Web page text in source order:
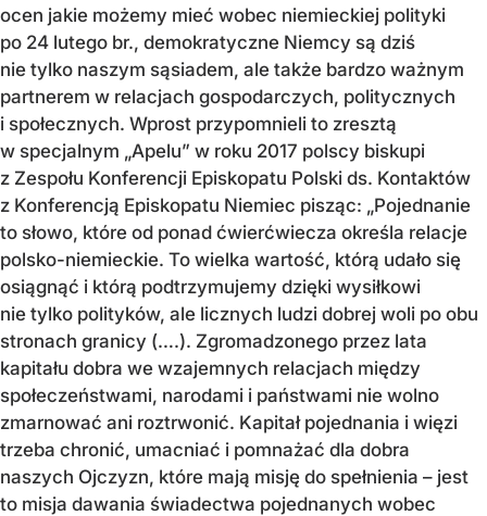
ocen jakie możemy mieć wobec niemieckiej polityki
po 24 lutego br., demokratyczne Niemcy są dziś
nie tylko naszym sąsiadem, ale także bardzo ważnym
partnerem w relacjach gospodarczych, politycznych
i społecznych. Wprost przypomnieli to zresztą
w specjalnym „Apelu” w roku 2017 polscy biskupi
z Zespołu Konferencji Episkopatu Polski ds. Kontaktów
z Konferencją Episkopatu Niemiec pisząc: „Pojednanie
to słowo, które od ponad ćwierćwiecza określa relacje
polsko-niemieckie. To wielka wartość, którą udało się
osiągnąć i którą podtrzymujemy dzięki wysiłkowi
nie tylko polityków, ale licznych ludzi dobrej woli po obu
stronach granicy (….). Zgromadzonego przez lata
kapitału dobra we wzajemnych relacjach między
społeczeństwami, narodami i państwami nie wolno
zmarnować ani roztrwonić. Kapitał pojednania i więzi
trzeba chronić, umacniać i pomnażać dla dobra
naszych Ojczyzn, które mają misję do spełnienia – jest
to misja dawania świadectwa pojednanych wobec